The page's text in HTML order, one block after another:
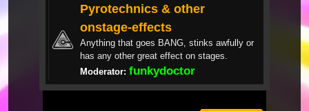
Pyrotechnics & other
onstage-effects
Anything that goes BANG, stinks awfully or
has any other great effect on stages.
Moderator: funkydoctor